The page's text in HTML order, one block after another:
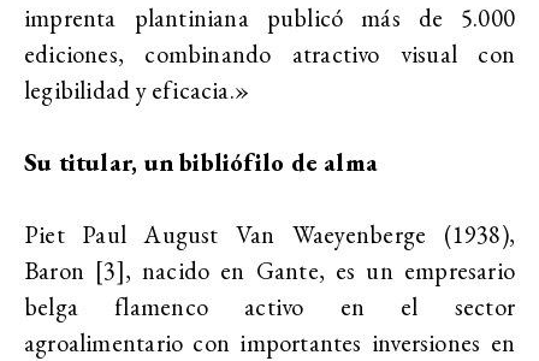
imprenta plantiniana publicó más de 5.000
ediciones, combinando atractivo visual con
legibilidad y eficacia.»
Su titular, un bibliófilo de alma
Piet Paul August Van Waeyenberge (1938),
Baron [3], nacido en Gante, es un empresario
belga flamenco activo en el sector
agroalimentario con importantes inversiones en